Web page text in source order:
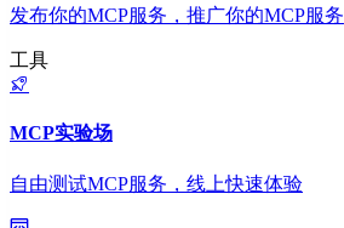
发布你的MCP服务，推广你的MCP服务
工具
MCP实验场
自由测试MCP服务，线上快速体验